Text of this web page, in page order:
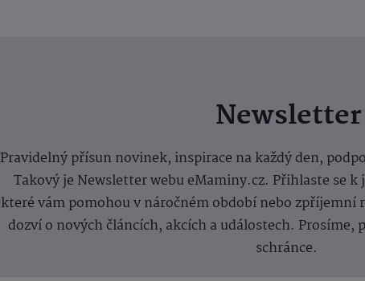
Newsletter
Pravidelný přísun novinek, inspirace na každý den,
Takový je Newsletter webu eMaminy.cz. Přihlaste se
které vám pomohou v náročném období nebo
dozví o nových článcích, akcích a událostech.
schránce.